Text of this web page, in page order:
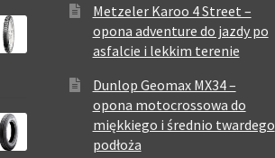
Metzeler Karoo 4 Street –
opona adventure do jazdy po
asfalcie i lekkim terenie
Dunlop Geomax MX34 –
opona motocrossowa do
miękkiego i średnio twardego
podłoża